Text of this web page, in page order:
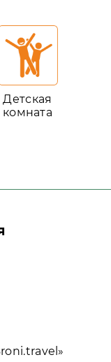
Детская
комната